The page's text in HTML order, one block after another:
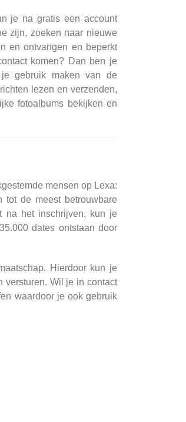
je na gratis een account
zijn, zoeken naar nieuwe
en ontvangen en beperkt
komen? Dan ben je
gebruik maken van de
lezen en verzenden,
fotoalbums bekijken en
mensen op Lexa:
de meest betrouwbare
na het inschrijven, kun je
dates ontstaan door
Hierdoor kun je
versturen. Wil je in contact
waardoor je ook gebruik